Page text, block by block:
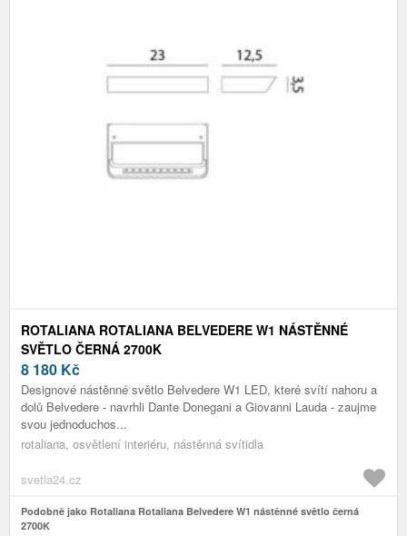
ROTALIANA ROTALIANA BELVEDERE W1 NÁSTĚNNÉ
SVĚTLO ČERNÁ 2700K
8 180 Kč
Designové nástěnné světlo Belvedere W1 LED, které svítí nahoru a
dolů Belvedere - navrhli Dante Donegani a Giovanni Lauda - zaujme
svou jednoduchos...
rotaliana, osvětlení interiéru, nástěnná svítidla
svetla24.cz
Podobně jako Rotaliana Rotaliana Belvedere W1 nástěnné světlo černá
2700K